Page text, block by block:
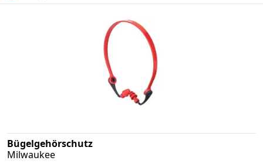
Bügelgehörschutz
Milwaukee